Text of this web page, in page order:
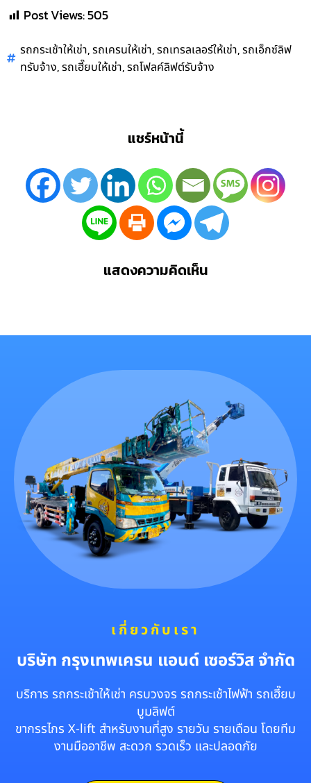
Post Views:505
รถกระเช้าให้เช่า,รถเครนให้เช่า,รถเทรลเลอร์ให้เช่า,รถเอ็กซ์ลิฟ
ทรับจ้าง,รถเฮี๊ยบให้เช่า,รถโฟลค์ลิฟต์รับจ้าง
แชร์หน้านี้
แสดงความคิดเห็น
เกี่ยวกับเรา
บริษัท กรุงเทพเครน แอนด์ เซอร์วิส จำกัด
บริการ รถกระเช้าให้เช่า ครบวงจร รถกระเช้าไฟฟ้า รถเฮี๊ยบ
บูมลิฟต์
ขากรรไกร X-lift สำหรับงานที่สูง รายวัน รายเดือน โดยทีม
งานมืออาชีพ สะดวก รวดเร็ว และปลอดภัย